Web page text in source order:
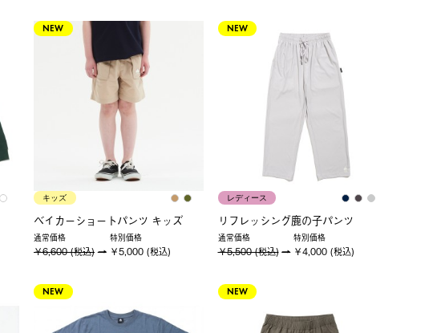
NEW
キッズ
ベイカーショートパンツ キッズ
通常価格
￥6,600 (税込)
特別価格
￥5,000 (税込)
NEW
レディース
リフレッシング鹿の子パンツ
通常価格
￥5,500 (税込)
特別価格
￥4,000 (税込)
NEW NEW